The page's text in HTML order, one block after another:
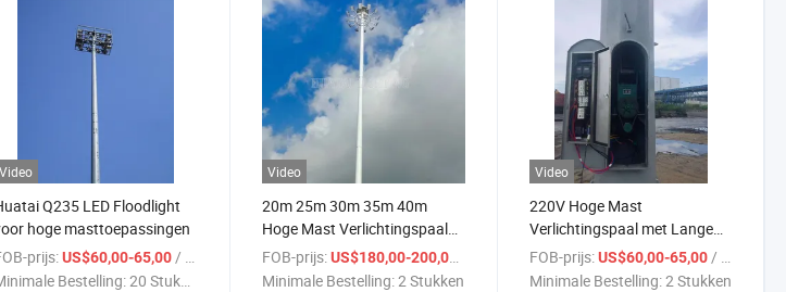
Video
Q235 LED Floodlight
hoge masttoepassingen
prijs: US$60,00-65,00 / Stuk
Bestelling:20 Stukken
Video
20m 25m 30m 35m 40m
Hoge Mast Verlichtingspaal
met Elektrisch Op- en
Neerlaadsysteem met Lichten
FOB-prijs: US$180,00-200,00
Minimale Bestelling:2 Stukken
Video
220V Hoge Mast
Verlichtingspaal met Lange
Levensduur en
Weerbestendigheid
FOB-prijs: US$60,00-65,00 / Stuk
Minimale Bestelling:2 Stukken